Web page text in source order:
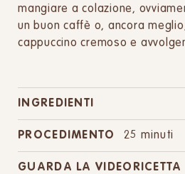
mangiare a colazione,
un buon caffè o, ancora
cappuccino cremoso e
INGREDIENTI
PROCEDIMENTO 25 minuti
GUARDA LA VIDEORICETTA